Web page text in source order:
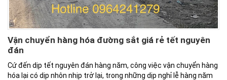
Vận chuyển hàng hóa đường sắt giá rẻ tết nguyên
đán
Cứ đến dịp tết nguyên đán hàng năm, công việc vận chuyển hàng
hóa lại có dịp nhôn nhịp trở lại, trong những dịp nghỉ lễ hàng năm